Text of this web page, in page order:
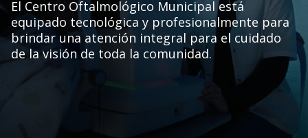
El Centro Oftalmológico Municipal está
equipado tecnológica y profesionalmente para
brindar una atención integral para el cuidado
de la visión de toda la comunidad.